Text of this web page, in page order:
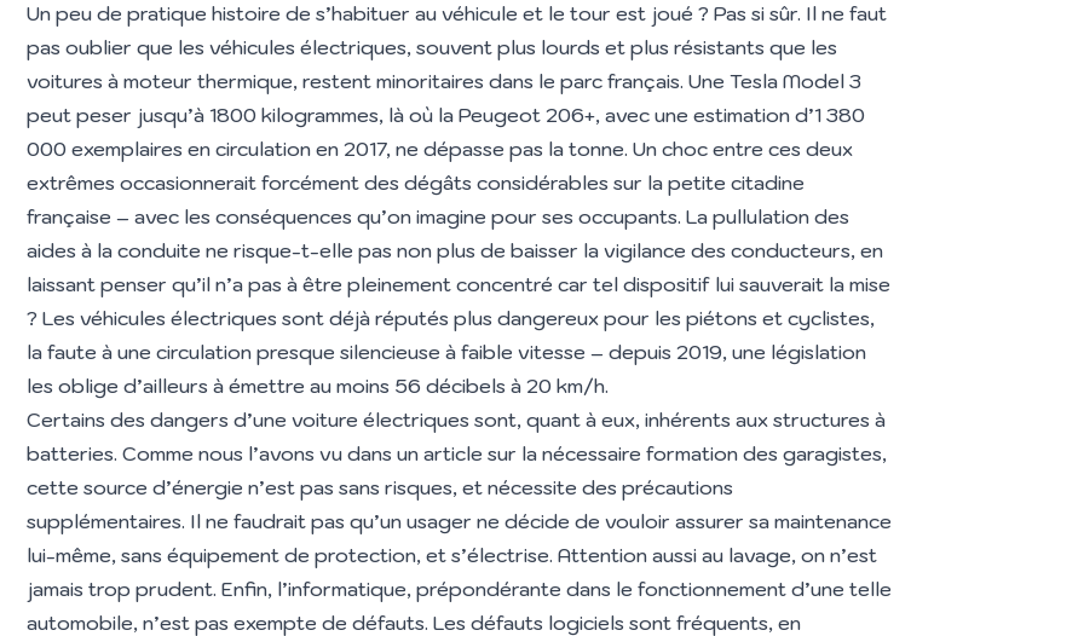
Un peu de pratique histoire de s’habituer au véhicule et le tour est joué ? Pas si sûr. Il ne faut
pas oublier que les véhicules électriques, souvent plus lourds et plus résistants que les
voitures à moteur thermique, restent minoritaires dans le parc français. Une Tesla Model 3
peut peser jusqu’à 1800 kilogrammes, là où la Peugeot 206+, avec une estimation d’1 380
000 exemplaires en circulation en 2017, ne dépasse pas la tonne. Un choc entre ces deux
extrêmes occasionnerait forcément des dégâts considérables sur la petite citadine
française – avec les conséquences qu’on imagine pour ses occupants. La pullulation des
aides à la conduite ne risque-t-elle pas non plus de baisser la vigilance des conducteurs, en
laissant penser qu’il n’a pas à être pleinement concentré car tel dispositif lui sauverait la mise
? Les véhicules électriques sont déjà réputés plus dangereux pour les piétons et cyclistes,
la faute à une circulation presque silencieuse à faible vitesse – depuis 2019, une législation
les oblige d’ailleurs à émettre au moins 56 décibels à 20 km/h.
Certains des dangers d’une voiture électriques sont, quant à eux, inhérents aux structures à
batteries. Comme nous l’avons vu dans un article sur la nécessaire formation des garagistes,
cette source d’énergie n’est pas sans risques, et nécessite des précautions
supplémentaires. Il ne faudrait pas qu’un usager ne décide de vouloir assurer sa maintenance
lui-même, sans équipement de protection, et s’électrise. Attention aussi au lavage, on n’est
jamais trop prudent. Enfin, l’informatique, prépondérante dans le fonctionnement d’une telle
automobile, n’est pas exempte de défauts. Les défauts logiciels sont fréquents, en